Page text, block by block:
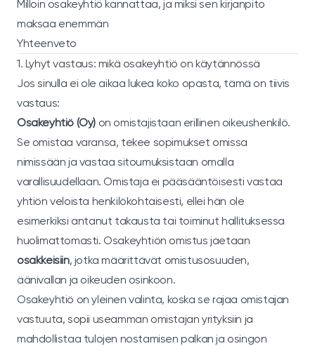
Milloin osakeyhtiö kannattaa, ja miksi sen kirjanpito
maksaa enemmän
Yhteenveto
1. Lyhyt vastaus: mikä osakeyhtiö on käytännössä
Jos sinulla ei ole aikaa lukea koko opasta, tämä on tiivis
vastaus:
Osakeyhtiö (Oy) on omistajistaan erillinen oikeushenkilö.
Se omistaa varansa, tekee sopimukset omissa
nimissään ja vastaa sitoumuksistaan omalla
varallisuudellaan. Omistaja ei pääsääntöisesti vastaa
yhtiön veloista henkilökohtaisesti, ellei hän ole
esimerkiksi antanut takausta tai toiminut hallituksessa
huolimattomasti. Osakeyhtiön omistus jaetaan
osakkeisiin, jotka määrittävät omistusosuuden,
äänivallan ja oikeuden osinkoon.
Osakeyhtiö on yleinen valinta, koska se rajaa omistajan
vastuuta, sopii useamman omistajan yrityksiin ja
mahdollistaa tulojen nostamisen palkan ja osingon